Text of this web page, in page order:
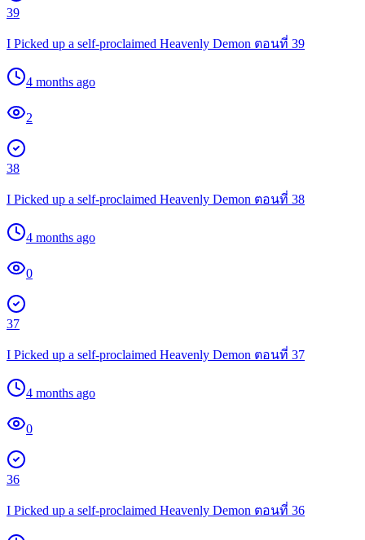
39
I Picked up a self-proclaimed Heavenly Demon ตอนที่ 39
4 months ago
2
38
I Picked up a self-proclaimed Heavenly Demon ตอนที่ 38
4 months ago
0
37
I Picked up a self-proclaimed Heavenly Demon ตอนที่ 37
4 months ago
0
36
I Picked up a self-proclaimed Heavenly Demon ตอนที่ 36